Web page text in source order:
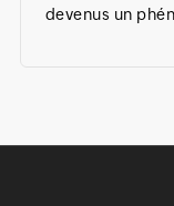
devenus un